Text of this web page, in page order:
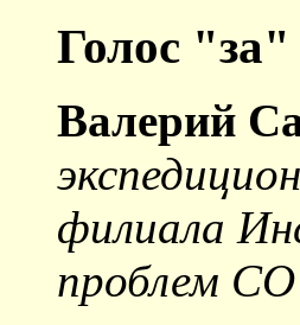
Голос "за"
Валерий
филиала
проблем